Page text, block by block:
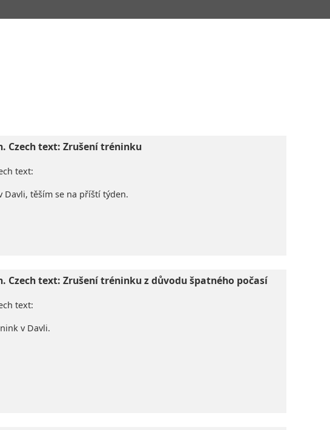
Czech text: Zrušení tréninku
text:
těším se na příští týden.
Czech text: Zrušení tréninku z důvodu špatného počasí
text:
v Davli.